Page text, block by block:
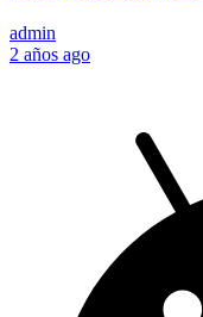
admin
2 años ago